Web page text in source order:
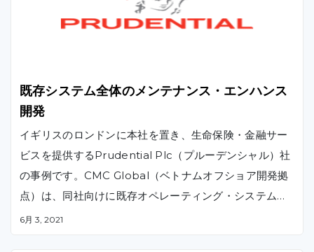
既存システム全体のメンテナンス・エンハンス
開発
イギリスのロンドンに本社を置き、生命保険・金融サー
ビスを提供するPrudential Plc（プルーデンシャル）社
の事例です。CMC Global（ベトナムオフショア開発拠
点）は、同社向けに既存オペレーティング・システム全
体のメンテナンスおよび自動入力フォームなどの新機能
6月 3, 2021